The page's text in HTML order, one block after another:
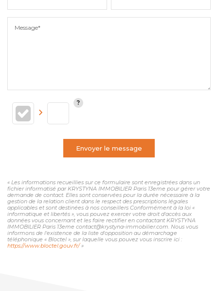
Message*
Envoyer le message
« Les informations recueillies sur ce formulaire sont enregistrées dans un
fichier informatisé par KRYSTYNA IMMOBILIER Paris 13eme pour gérer votre
demande de contact. Elles sont conservées pour la durée nécessaire à la
gestion de la relation client dans le respect des prescriptions légales
applicables et sont destinées à nos conseillers Conformément à la loi «
informatique et libertés », vous pouvez exercer votre droit d'accès aux
données vous concernant et les faire rectifier en contactant KRYSTYNA
IMMOBILIER Paris 13eme contact@krystyna-immobilier.com. Nous vous
informons de l'existence de la liste d'opposition au démarchage
téléphonique « Bloctel », sur laquelle vous pouvez vous inscrire ici :
https://www.bloctel.gouv.fr/»